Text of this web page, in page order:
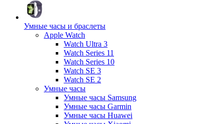
Умные часы и браслеты
Apple Watch
Watch Ultra 3
Watch Series 11
Watch Series 10
Watch SE 3
Watch SE 2
Умные часы
Умные часы Samsung
Умные часы Garmin
Умные часы Huawei